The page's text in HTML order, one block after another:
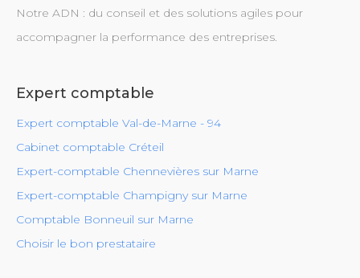
Notre ADN : du conseil et des solutions agiles pour
accompagner la performance des entreprises.
Expert comptable
Expert comptable Val-de-Marne - 94
Cabinet comptable Créteil
Expert-comptable Chennevières sur Marne
Expert-comptable Champigny sur Marne
Comptable Bonneuil sur Marne
Choisir le bon prestataire